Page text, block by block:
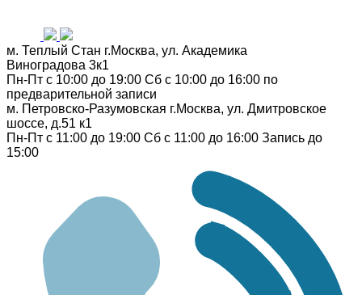
м. Теплый Стан г.Москва, ул. Академика
Виноградова 3к1
Пн-Пт с 10:00 до 19:00 Сб с 10:00 до 16:00 по
предварительной записи
м. Петровско-Разумовская г.Москва, ул. Дмитровское
шоссе, д.51 к1
Пн-Пт с 11:00 до 19:00 Сб с 11:00 до 16:00 Запись до
15:00